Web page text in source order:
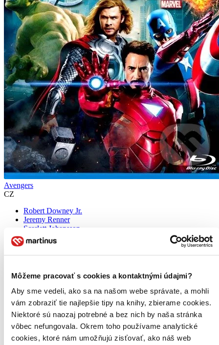
Môžeme pracovať s cookies a kontaktnými údajmi?
Aby sme vedeli, ako sa na našom webe správate, a mohli
vám zobraziť tie najlepšie tipy na knihy, zbierame cookies.
Niektoré sú naozaj potrebné a bez nich by naša stránka
vôbec nefungovala. Okrem toho používame analytické
cookies, ktoré nám umožňujú zisťovať, ako náš web
Avengers
CZ
Robert Downey Jr.
Jeremy Renner
Scarlett Johansson
Chris Evans
Samuel L. Jackson
ďalší
Marvel přináší Avengers, film, ve kterém spojí síly největší
superhrdinové všech dob. Poprvé v historii spolu vytvořili Iron Man,
Hulk, Thor a Kapitán Amerika tým, takže mohla vzniknout
nevídaná akční sága, ...
Blu-ray film
7,40 €
Na sklade 1 ks
Tento film máme síce aktuálne na sklade, máme však už iba